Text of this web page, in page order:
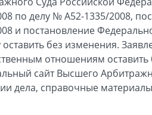
по делу № А52-1335/2008,
и постановление
без изменения.
отношениям оставить
сайт Высшего
дела, справочные